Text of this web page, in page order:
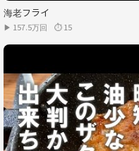
海老フライ
▶ 157.5万回 ⏱ 15